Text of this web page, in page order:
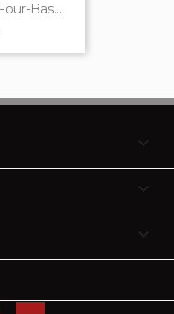
Bas...


